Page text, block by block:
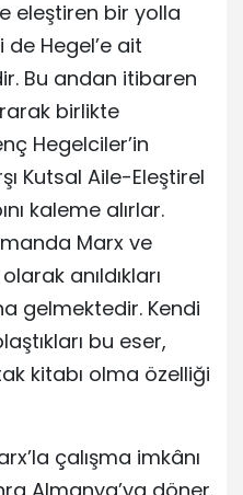
eleştiren bir yolla
Hegel’e ait
Bu andan itibaren
birlikte
Hegelciler’in
Kutsal Aile-Eleştirel
kaleme alırlar.
Marx ve
anıldıkları
gelmektedir. Kendi
bu eser,
kitabı olma özelliği
çalışma imkânı